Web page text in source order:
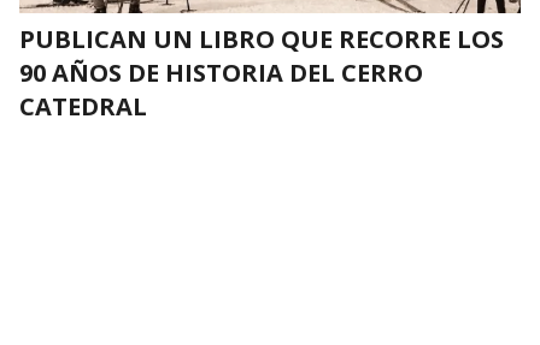
PUBLICAN UN LIBRO QUE RECORRE LOS
90 AÑOS DE HISTORIA DEL CERRO
CATEDRAL